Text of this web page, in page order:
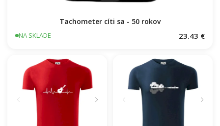
Tachometer cíti sa - 50 rokov
NA SKLADE 23.43 €